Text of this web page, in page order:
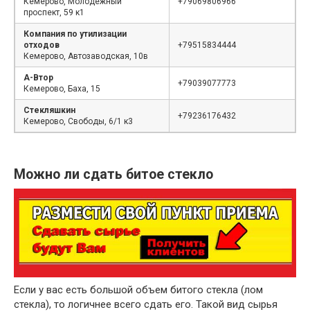
проспект, 59 к1
Компания по утилизации
отходов
Кемерово, Автозаводская, 10в
+79515834444
А-Втор
Кемерово, Баха, 15
+79039077773
Стекляшкин
Кемерово, Свободы, 6/1 к3
+79236176432
Можно ли сдать битое стекло
Если у вас есть большой объем битого стекла (лом
стекла), то логичнее всего сдать его. Такой вид сырья